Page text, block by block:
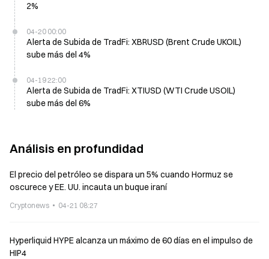
2%
04-20 00:00
Alerta de Subida de TradFi: XBRUSD (Brent Crude UKOIL)
sube más del 4%
04-19 22:00
Alerta de Subida de TradFi: XTIUSD (WTI Crude USOIL)
sube más del 6%
Análisis en profundidad
El precio del petróleo se dispara un 5% cuando Hormuz se
oscurece y EE. UU. incauta un buque iraní
Cryptonews 04-21 08:27
Hyperliquid HYPE alcanza un máximo de 60 días en el impulso de
HIP4